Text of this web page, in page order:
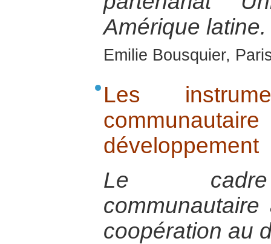
Amérique latine.
Emilie Bousquier,
Les
développement
Le cadre
coopération au